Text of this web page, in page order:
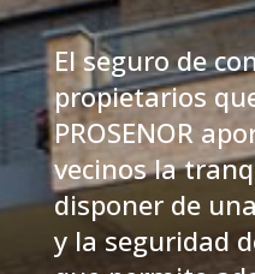
El seguro de
propietarios
PROSENOR
vecinos la
disponer de
y la seguridad